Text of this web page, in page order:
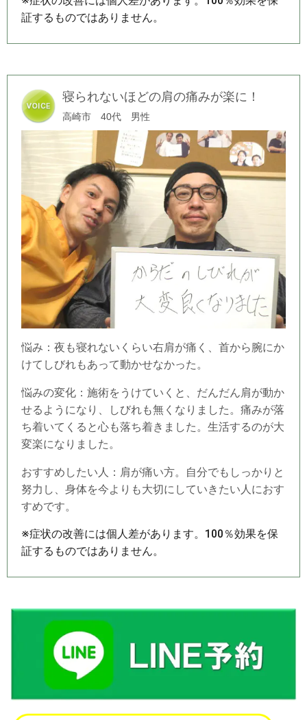
証するものではありません。
寝られないほどの肩の痛みが楽に！
高崎市 40代 男性
悩み：夜も寝れないくらい右肩が痛く、首から腕にか
けてしびれもあって動かせなかった。
悩みの変化：施術をうけていくと、だんだん肩が動か
せるようになり、しびれも無くなりました。痛みが落
ち着いてくると心も落ち着きました。生活するのが大
変楽になりました。
おすすめしたい人：肩が痛い方。自分でもしっかりと
努力し、身体を今よりも大切にしていきたい人におす
すめです。
※症状の改善には個人差があります。100％効果を保
証するものではありません。